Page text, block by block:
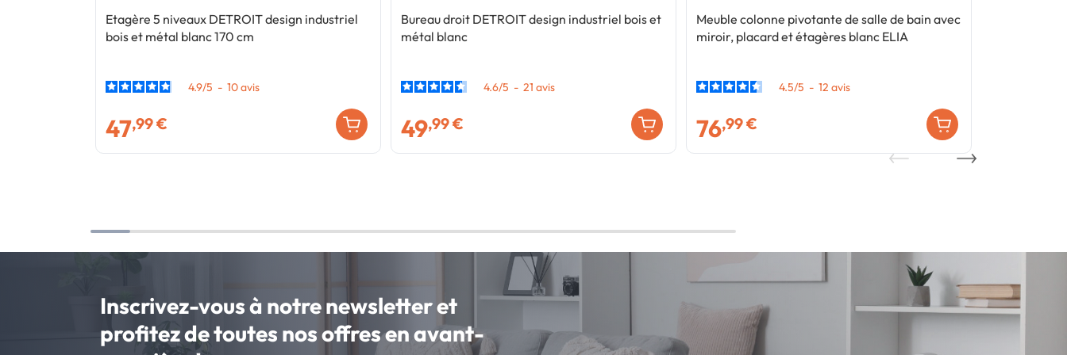
Etagère 5 niveaux DETROIT design industriel
bois et métal blanc 170 cm
4.9/5 - 10avis
47,99 €
Bureau droit DETROIT design industriel bois et
métal blanc
4.6/5 - 21 avis
49,99 €
Meuble colonne pivotante de salle de bain avec
miroir, placard et étagères blanc ELIA
4.5/5 - 12 avis
76,99 €
Inscrivez-vous à notre newsletter et
profitez de toutes nos offres en avant-